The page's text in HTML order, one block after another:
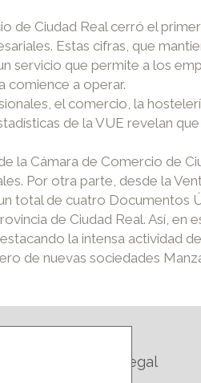
de Ciudad Real cerró el
Estas cifras, que
servicio que permite a los
comience a operar.
el comercio, la
de la VUE revelan
la Cámara de Comercio de
Por otra parte, desde la
total de cuatro Documentos
de Ciudad Real. Así, en
la intensa actividad
de nuevas sociedades
Legal